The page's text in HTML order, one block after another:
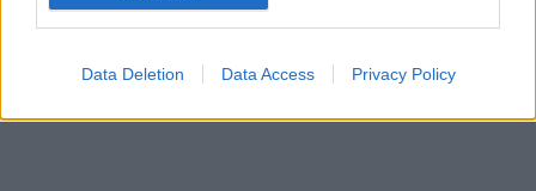
Data Deletion Data Access Privacy Policy